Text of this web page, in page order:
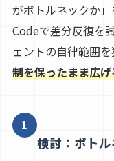
がボトルネックか
Codeで差分反復を
ェントの自律範囲を
制を保ったまま広
1
検討：ボト